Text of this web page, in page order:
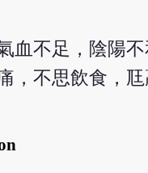
血不足，陰陽
，不思飲食，尫